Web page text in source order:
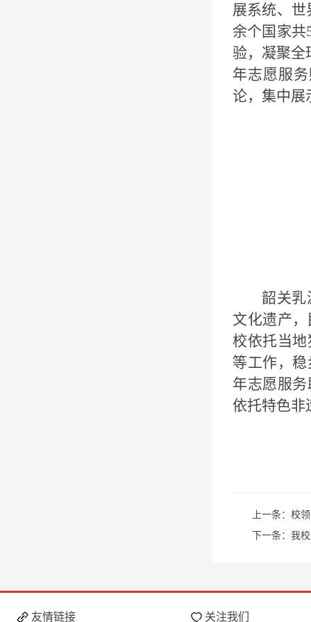
展系统、
余个国家共
验，凝聚全
年志愿服
论，集中
韶关乳
文化遗产
校依托当地
等工作，
年志愿服
依托特色非
上一条： 校
下一条： 我
友情链接 关注我们